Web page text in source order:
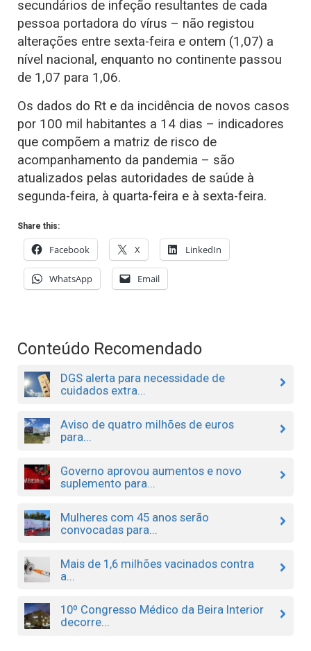
secundários de infeção resultantes de cada
pessoa portadora do vírus – não registou
alterações entre sexta-feira e ontem (1,07) a
nível nacional, enquanto no continente passou
de 1,07 para 1,06.
Os dados do Rt e da incidência de novos casos
por 100 mil habitantes a 14 dias – indicadores
que compõem a matriz de risco de
acompanhamento da pandemia – são
atualizados pelas autoridades de saúde à
segunda-feira, à quarta-feira e à sexta-feira.
Share this:
Facebook X LinkedIn
WhatsApp Email
Conteúdo Recomendado
DGS alerta para necessidade de
cuidados extra...
Aviso de quatro milhões de euros
para...
Governo aprovou aumentos e novo
suplemento para...
Mulheres com 45 anos serão
convocadas para...
Mais de 1,6 milhões vacinados contra
a...
10º Congresso Médico da Beira Interior
decorre...